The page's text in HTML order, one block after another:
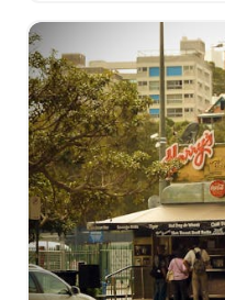
外に向かいます。サウ